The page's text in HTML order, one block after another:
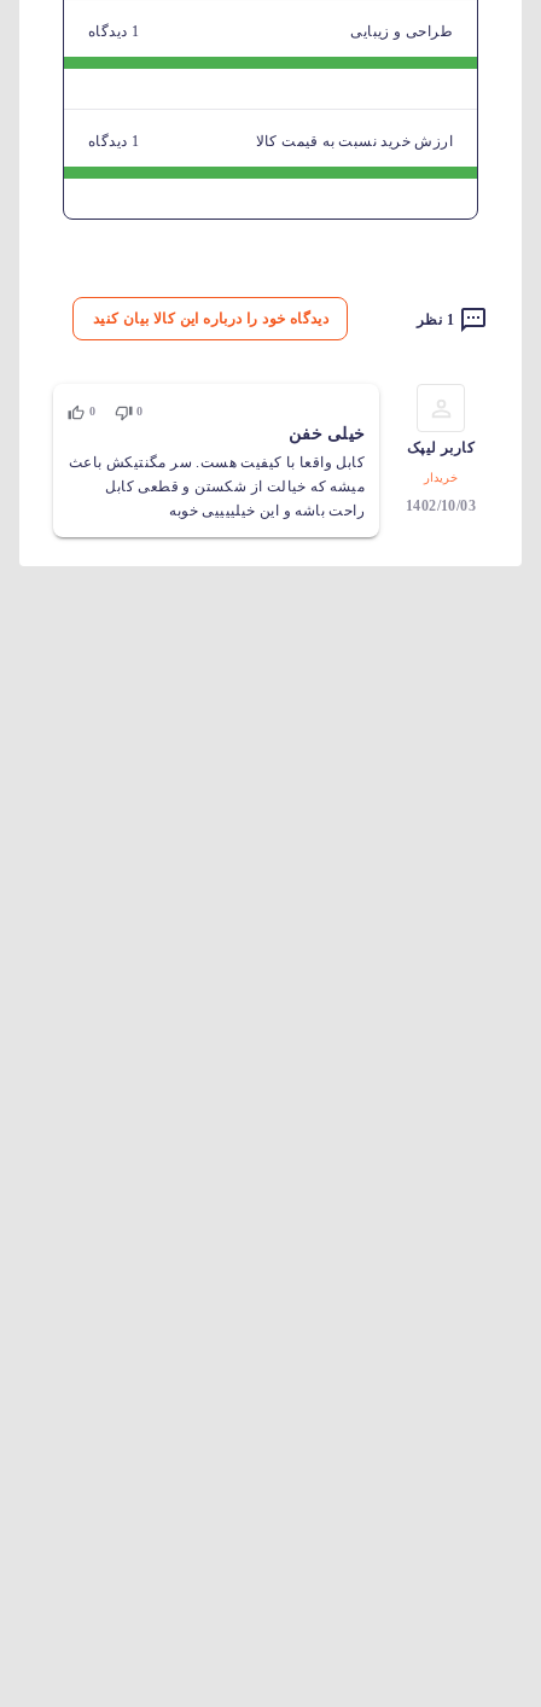
طراحی و زیبایی 1 دیدگاه
ارزش خرید نسبت به قیمت کالا 1 دیدگاه
1 نظر دیدگاه خود را درباره این کالا بیان کنید
کاربر لیپک
خریدار
1402/10/03
0
0
خیلی خفن
کابل واقعا با کیفیت هست. سر مگنتیکش باعث
میشه که خیالت از شکستن و قطعی کابل
راحت باشه و این خیلییییی خوبه